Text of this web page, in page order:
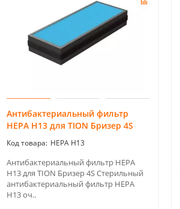
Антибактериальный фильтр
HEPA H13 для TION Бризер 4S
HEPA H13
Антибактериальный фильтр HEPA
H13 для TION Бризер 4S Стерильный
антибактериальный фильтр HEPA
H13 оч..